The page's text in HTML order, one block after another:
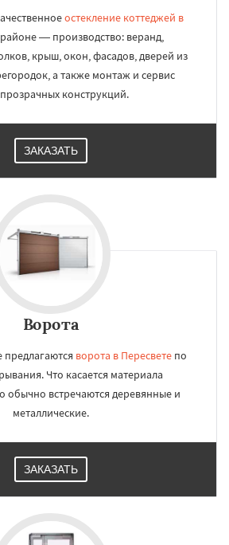
остекление коттеджей в
— производство: веранд,
крыш, окон, фасадов, дверей из
а также монтаж и сервис
конструкций.
ЗАКАЗАТЬ
Ворота
ворота в Пересвете по
Что касается материала
обычно встречаются деревянные и
металлические.
ЗАКАЗАТЬ